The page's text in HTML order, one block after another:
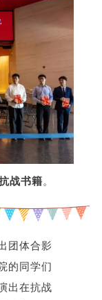
战书籍。
团体合影
的同学们
出在抗战